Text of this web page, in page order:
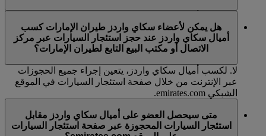
عبر الإنترنت من خلال صفحة استئجار السيارات في الموقع
الشبكي emirates.com.
هل يمكن لأعضاء سكاي واردز طيران الإمارات كسب
أميال سكاي واردز عند حجز استئجار السيارات عبر مركز
الاتصال أو مكتب البيع التابع لطيران الإمارات؟
لا. لكسب أميال سكاي واردز، يتعين إجراء جميع الحجوزات
عبر الإنترنت من خلال صفحة استئجار السيارات في الموقع
الشبكي emirates.com.
متى سيحصل العضو على أميال سكاي واردز مقابل
استئجار السيارات المحجوزة عبر صفحة استئجار السيارات